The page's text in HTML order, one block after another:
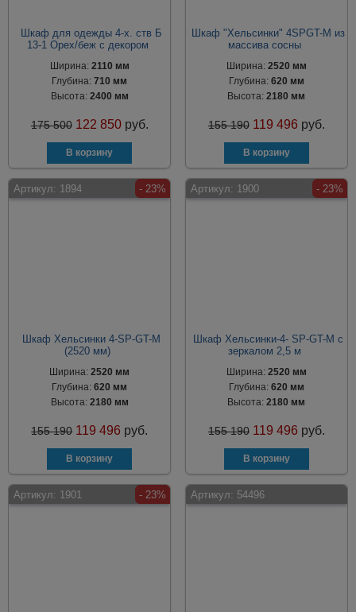
Шкаф для одежды 4-х. ств Б
13-1 Орех/беж с декором
Ширина: 2110 мм
Глубина:710 мм
Высота: 2400 мм
175 500 122 850 руб.
Шкаф "Хельсинки" 4SPGT-M из
массива сосны
Ширина: 2520 мм
Глубина: 620 мм
Высота:2180 мм
155 190 119 496 руб.
Артикул: 1894 - 23%
Шкаф Хельсинки 4-SP-GT-M
(2520 мм)
Ширина:2520 мм
Глубина:620 мм
Высота: 2180 мм
155 190 119 496 руб.
Артикул: 1900 - 23%
Шкаф Хельсинки-4- SP-GT-M с
зеркалом 2,5 м
Ширина: 2520 мм
Глубина: 620 мм
Высота:2180 мм
155 190 119 496 руб.
Артикул: 1901 - 23% Артикул: 54496